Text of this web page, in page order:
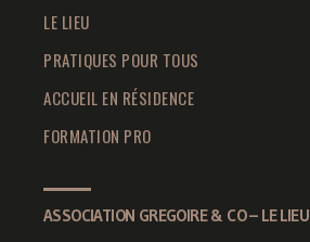
LE LIEU
PRATIQUES POUR TOUS
ACCUEIL EN RÉSIDENCE
FORMATION PRO
ASSOCIATION GREGOIRE & CO – LE LIEU